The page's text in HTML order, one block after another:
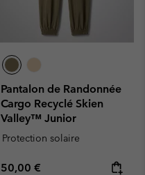
Pantalon de Randonnée
Cargo Recyclé Skien
Valley™ Junior
Protection solaire
Regular price:
50,00 €